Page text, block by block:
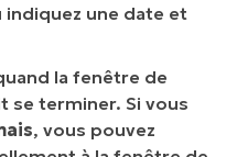
indiquez une date et
la fenêtre de
se terminer. Si vous
, vous pouvez